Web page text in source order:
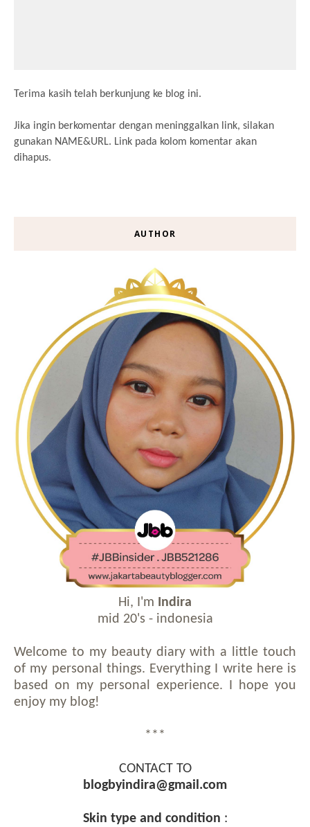
Terima kasih telah berkunjung ke blog ini.
Jika ingin berkomentar dengan meninggalkan link, silakan
gunakan NAME&URL. Link pada kolom komentar akan
dihapus.
AUTHOR
Hi, I'm Indira
mid 20's - indonesia
Welcome to my beauty diary with a little touch
of my personal things. Everything I write here is
based on my personal experience. I hope you
enjoy my blog!
***
CONTACT TO
blogbyindira@gmail.com
Skin type and condition :